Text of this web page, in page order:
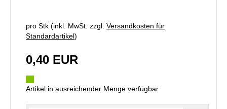
pro Stk (inkl. MwSt. zzgl. Versandkosten für
Standardartikel)
0,40 EUR
Artikel in ausreichender Menge verfügbar